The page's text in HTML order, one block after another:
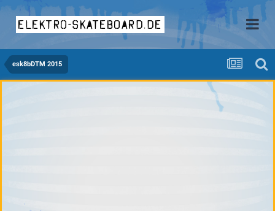
elektro-skateboard.de
esk8bDTM 2015